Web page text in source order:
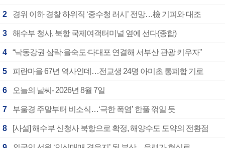
2 경위 이하 경찰 하위직 ‘중수청 러시’ 전망…檢 기피와 대조
3 해수부 청사, 북항 국제여객터미널 옆에 선다(종합)
4 “낙동강권 삼락·을숙도·다대포 연결해 서부산 관광 키우자”
5 피란마을 67년 역사인데…전교생 24명 아미초 통폐합 기로
6 오늘의 날씨- 2026년 8월 7일
7 부울경 주말부터 비소식…‘극한 폭염’ 한풀 꺾일 듯
8 [사설] 해수부 신청사 북항으로 확정, 해양수도 도약의 전환점